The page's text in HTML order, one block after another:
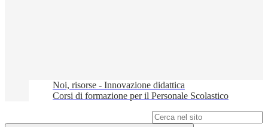
Noi, risorse - Innovazione didattica
Corsi di formazione per il Personale Scolastico